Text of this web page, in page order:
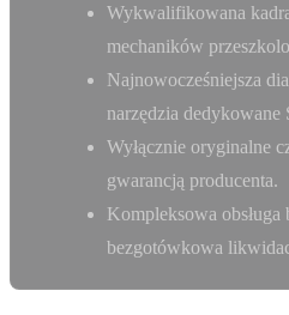
Wykwalifikowana
mechaników
Najnowocześniejsza
narzędzia dedykowane
Wyłącznie oryginalne
gwarancją producenta.
Kompleksowa
bezgotówkowa